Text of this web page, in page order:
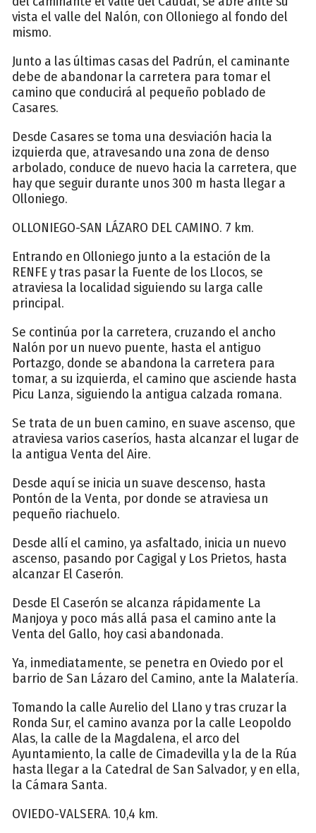
vista el valle del Nalón, con Olloniego al fondo del
mismo.
Junto a las últimas casas del Padrún, el caminante
debe de abandonar la carretera para tomar el
camino que conducirá al pequeño poblado de
Casares.
Desde Casares se toma una desviación hacia la
izquierda que, atravesando una zona de denso
arbolado, conduce de nuevo hacia la carretera, que
hay que seguir durante unos 300 m hasta llegar a
Olloniego.
OLLONIEGO-SAN LÁZARO DEL CAMINO. 7 km.
Entrando en Olloniego junto a la estación de la
RENFE y tras pasar la Fuente de los Llocos, se
atraviesa la localidad siguiendo su larga calle
principal.
Se continúa por la carretera, cruzando el ancho
Nalón por un nuevo puente, hasta el antiguo
Portazgo, donde se abandona la carretera para
tomar, a su izquierda, el camino que asciende hasta
Picu Lanza, siguiendo la antigua calzada romana.
Se trata de un buen camino, en suave ascenso, que
atraviesa varios caseríos, hasta alcanzar el lugar de
la antigua Venta del Aire.
Desde aquí se inicia un suave descenso, hasta
Pontón de la Venta, por donde se atraviesa un
pequeño riachuelo.
Desde allí el camino, ya asfaltado, inicia un nuevo
ascenso, pasando por Cagigal y Los Prietos, hasta
alcanzar El Caserón.
Desde El Caserón se alcanza rápidamente La
Manjoya y poco más allá pasa el camino ante la
Venta del Gallo, hoy casi abandonada.
Ya, inmediatamente, se penetra en Oviedo por el
barrio de San Lázaro del Camino, ante la Malatería.
Tomando la calle Aurelio del Llano y tras cruzar la
Ronda Sur, el camino avanza por la calle Leopoldo
Alas, la calle de la Magdalena, el arco del
Ayuntamiento, la calle de Cimadevilla y la de la Rúa
hasta llegar a la Catedral de San Salvador, y en ella,
la Cámara Santa.
OVIEDO-VALSERA. 10,4 km.